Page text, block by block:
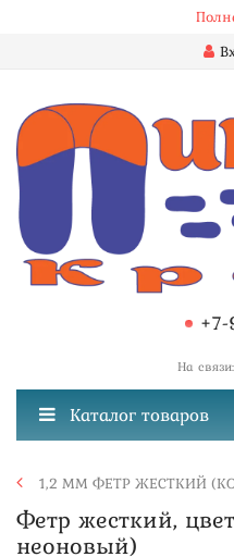
На
Каталог товаров
1,2 ММ ФЕТР ЖЕСТКИЙ
Фетр жесткий,
неоновый)